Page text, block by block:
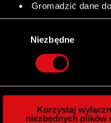
Gromadzić dane
Identyfikować
Dowiedz się więcej
szczegółów . W
Wykorzystujemy pliki
społecznościowym,
Niezbędne
Korzystaj
niezbędnych plików
kasacyjnej od
6/2019
Zwyczajnego
bieżące i okresowe